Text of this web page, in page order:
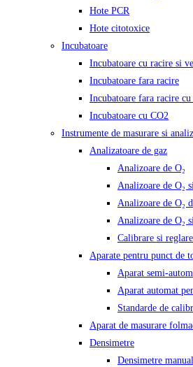
Hote PCR
Hote citotoxice
Incubatoare
Incubatoare cu racire si
Incubatoare fara racire
Incubatoare fara racire
Incubatoare cu CO2
Instrumente de masurare si
Analizatoare de gaz
Analizoare de O₂
Analizoare de O₂
Analizoare de O₂
Analizoare de O₂
Calibrare si
Aparate pentru punct de
Aparat semi-
Aparat automat
Standarde de
Aparat de masurare
Densimetre
Densimetre